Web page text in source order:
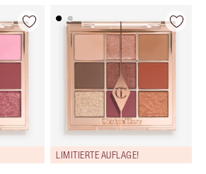
LIMITIERTE AUFLAGE!